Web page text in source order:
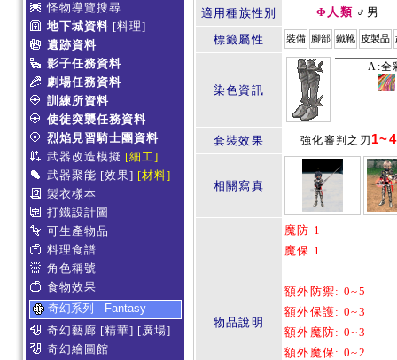
怪物導覽搜尋
地下城資料 [料理]
遺跡資料
影子任務資料
劇場任務資料
訓練所資料
使徒突襲任務資料
烈焰見習騎士團資料
武器改造模擬 [細工]
武器聚能 [效果] [材料]
製衣樣本
打鐵設計圖
可生產物品
料理食譜
角色稱號
食物效果
奇幻系列 - Fantasy
奇幻藝廊 [精華] [廣場]
奇幻繪圖館
適用種族性別 Φ人類 ♂男
標籤屬性 裝備 腳部 鐵靴 皮製品
染色資訊
A:全
套裝效果 強化審判之刃 1~4
相關寫真
物品說明
魔防 1
魔保 1
額外防禦: 0~5
額外保護: 0~3
額外魔防: 0~3
額外魔保: 0~2